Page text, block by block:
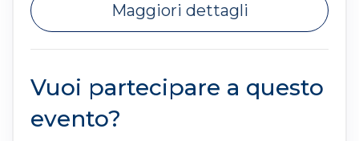
Maggiori dettagli
Vuoi partecipare a questo
evento?